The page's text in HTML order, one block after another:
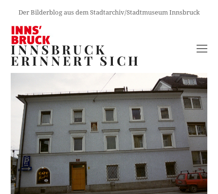
Der Bilderblog aus dem Stadtarchiv/Stadtmuseum Innsbruck
INNSBRUCK
ERINNERT SICH